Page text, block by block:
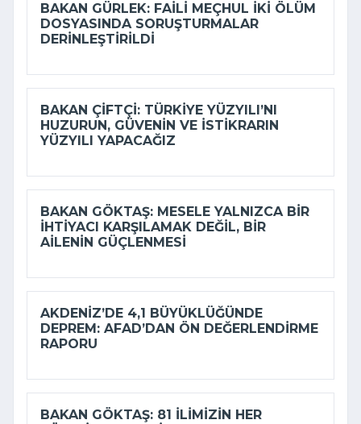
BAKAN GÜRLEK: FAILI MEÇHUL IKI ÖLÜM
DOSYASINDA SORUŞTURMALAR
DERINLEŞTIRILDI
BAKAN ÇIFTÇI: TÜRKIYE YÜZYILI’NI
HUZURUN, GÜVENIN VE ISTIKRARIN
YÜZYILI YAPACAĞIZ
BAKAN GÖKTAŞ: MESELE YALNIZCA BIR
IHTIYACI KARŞILAMAK DEĞIL, BIR
AILENIN GÜÇLENMESI
AKDENIZ’DE 4,1 BÜYÜKLÜĞÜNDE
DEPREM: AFAD’DAN ÖN DEĞERLENDIRME
RAPORU
BAKAN GÖKTAŞ: 81 ILIMIZIN HER